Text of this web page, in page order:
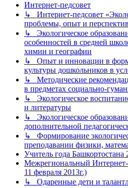
Интернет-педсовет
↳ Интернет-педсовет
проблемы, опыт и
↳ Экологическое
особенностей в средней
химии и географии
↳ Опыт и инновации в
культуры дошкольников в
↳ Методические
в предметах социально-
↳ Экологическое
и литературы
↳ Экологическое
дополнительной
↳ Формирование
преподавании физики,
Учитель года Башкортостана
Межрегиональный Интернет-
11 февраля 2013г.)
↳ Одаренные дети и